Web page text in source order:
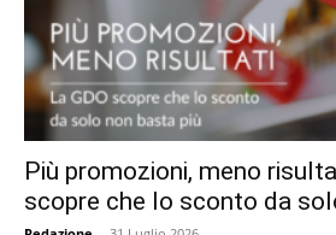
Più promozioni, meno
scopre che lo sconto da